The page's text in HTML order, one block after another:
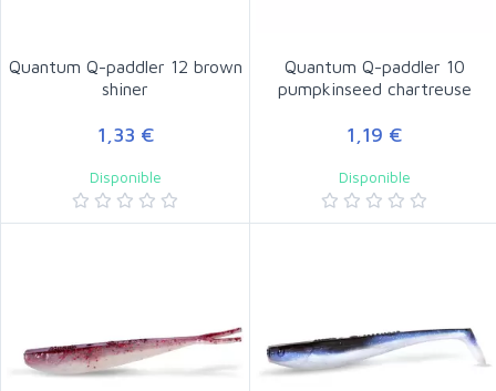
Quantum Q-paddler 12 brown
shiner
1,33 €
Disponible
Quantum Q-paddler 10
pumpkinseed chartreuse
1,19 €
Disponible